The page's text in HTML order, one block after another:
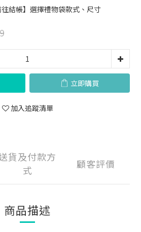
結帳】選擇禮物袋款式、尺寸
立即購買
加入追蹤清單
貨及付款方
式
顧客評價
商品描述